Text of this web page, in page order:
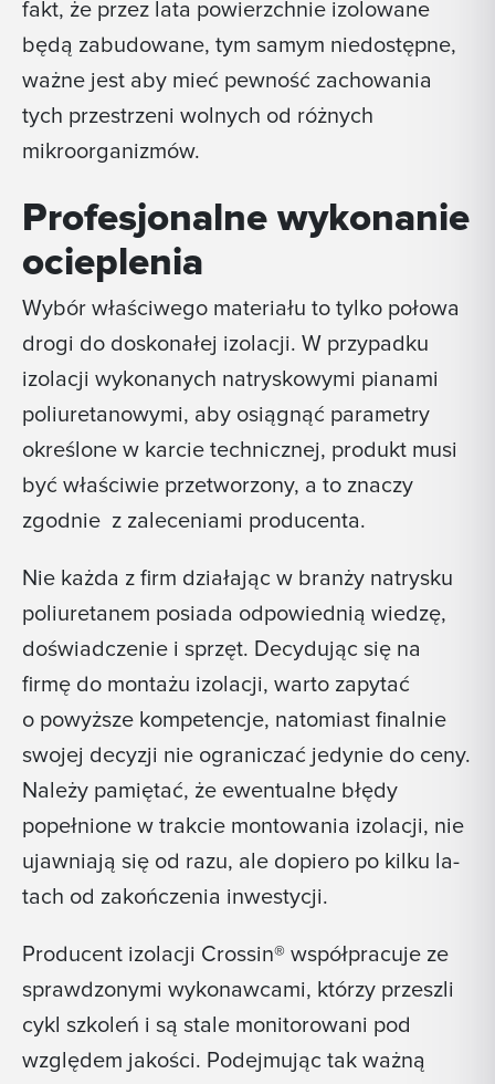
fakt, że przez lata powierzchnie izolowane
będą zabudowane, tym samym niedostępne,
ważne jest aby mieć pewność zachowania
tych przestrzeni wolnych od różnych
mikroorganizmów.
Profesjonalne wykonanie
ocieplenia
Wybór właściwego materiału to tylko połowa
drogi do doskonałej izolacji. W przypadku
izolacji wykonanych natryskowymi pianami
poliuretanowymi, aby osiągnąć parametry
określone w karcie technicznej, produkt musi
być właściwie przetworzony, a to znaczy
zgodnie z zaleceniami producenta.
Nie każda z firm działając w branży natrysku
poliuretanem posiada odpowiednią wiedzę,
doświadczenie i sprzęt. Decydując się na
firmę do montażu izolacji, warto zapytać
o powyższe kompetencje, natomiast finalnie
swojej decyzji nie ograniczać jedynie do ceny.
Należy pamiętać, że ewentualne błędy
popełnione w trakcie montowania izolacji, nie
ujawniają się od razu, ale dopiero po kilku la­
tach od zakończenia inwestycji.
Producent izolacji Crossin® współpracuje ze
sprawdzonymi wykonawcami, którzy przeszli
cykl szkoleń i są stale monitorowani pod
względem jakości. Podejmując tak ważną